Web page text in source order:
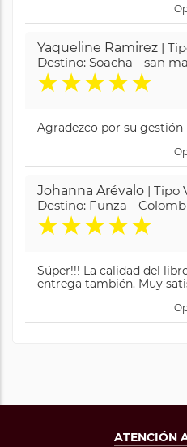
Yaqueline Ramirez |
Destino: Soacha - san
★★★★★
Agradezco por su gestión
Johanna Arévalo | Tipo
Destino: Funza -
★★★★★
Súper!!! La calidad del
entrega también. Muy
ATENCIÓN